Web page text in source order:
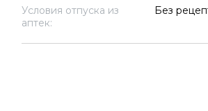
Условия отпуска из
аптек:
Без